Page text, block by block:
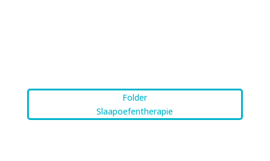
Folder
Slaapoefentherapie